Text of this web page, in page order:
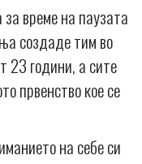
време на паузата
создаде тим во
23 години, а сите
првенство кое се
на себе си